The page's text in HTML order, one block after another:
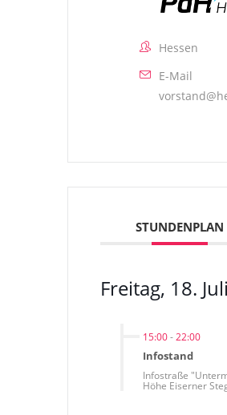
Hessen
E-Mail
STUNDENPLAN
Freitag, 18. Juli
15:00-22:00
Infostand
Infostraße
Höhe Eiserner